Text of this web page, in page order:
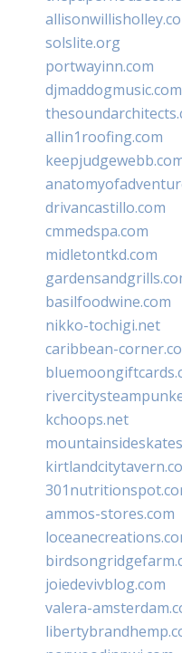
solslite.org
portwayinn.com
djmaddogmusic.com
allin1roofing.com
drivancastillo.com
cmmedspa.com
midletontkd.com
basilfoodwine.com
nikko-tochigi.net
caribbean-
kchoops.net
ammos-stores.com
joiedevivblog.com
valera-